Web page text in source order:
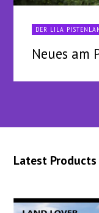
DER LILA
Neues am
Latest Products